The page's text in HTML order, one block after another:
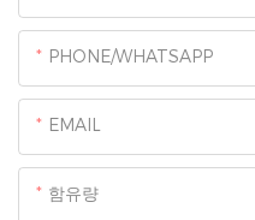
PHONE/WHATSAPP
EMAIL
함유량